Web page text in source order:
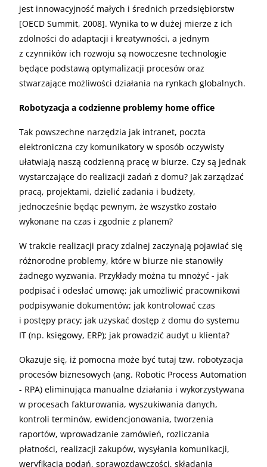
jest innowacyjność małych i średnich przedsiębiorstw
[OECD Summit, 2008]. Wynika to w dużej mierze z ich
zdolności do adaptacji i kreatywności, a jednym
z czynników ich rozwoju są nowoczesne technologie
będące podstawą optymalizacji procesów oraz
stwarzające możliwości działania na rynkach globalnych.
Robotyzacja a codzienne problemy home office
Tak powszechne narzędzia jak intranet, poczta
elektroniczna czy komunikatory w sposób oczywisty
ułatwiają naszą codzienną pracę w biurze. Czy są jednak
wystarczające do realizacji zadań z domu? Jak zarządzać
pracą, projektami, dzielić zadania i budżety,
jednocześnie będąc pewnym, że wszystko zostało
wykonane na czas i zgodnie z planem?
W trakcie realizacji pracy zdalnej zaczynają pojawiać się
różnorodne problemy, które w biurze nie stanowiły
żadnego wyzwania. Przykłady można tu mnożyć - jak
podpisać i odesłać umowę; jak umożliwić pracownikowi
podpisywanie dokumentów; jak kontrolować czas
i postępy pracy; jak uzyskać dostęp z domu do systemu
IT (np. księgowy, ERP); jak prowadzić audyt u klienta?
Okazuje się, iż pomocna może być tutaj tzw. robotyzacja
procesów biznesowych (ang. Robotic Process Automation
- RPA) eliminująca manualne działania i wykorzystywana
w procesach fakturowania, wyszukiwania danych,
kontroli terminów, ewidencjonowania, tworzenia
raportów, wprowadzanie zamówień, rozliczania
płatności, realizacji zakupów, wysyłania komunikacji,
weryfikacja podań, sprawozdawczości, składania